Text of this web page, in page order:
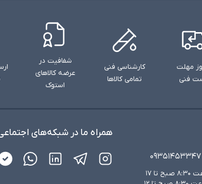
روز مهلت
فنی
کارشناسی فنی
تمامی کالاها
شفافیت در
عرضه کالاهای
استوک
۰۹۳۵۱۴۵۳۳۴۷
شنبه تا چهارشنبه از ساعت ۸:۳۰ صبح تا ۱۷
همراه ما در شبکه‌های